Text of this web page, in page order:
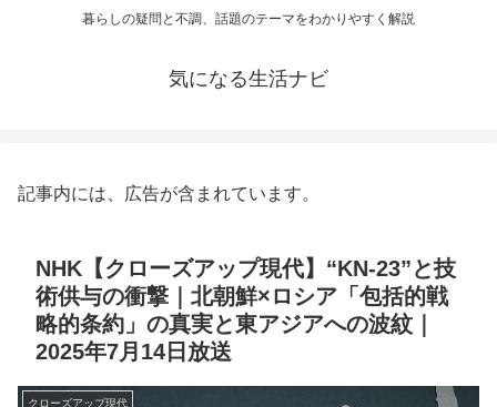
暮らしの疑問と不調、話題のテーマをわかりやすく解説
気になる生活ナビ
記事内には、広告が含まれています。
NHK【クローズアップ現代】“KN-23”と技
術供与の衝撃｜北朝鮮×ロシア「包括的戦
略的条約」の真実と東アジアへの波紋｜
2025年7月14日放送
クローズアップ現代